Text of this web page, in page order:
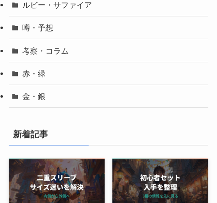
ルビー・サファイア
噂・予想
考察・コラム
赤・緑
金・銀
新着記事